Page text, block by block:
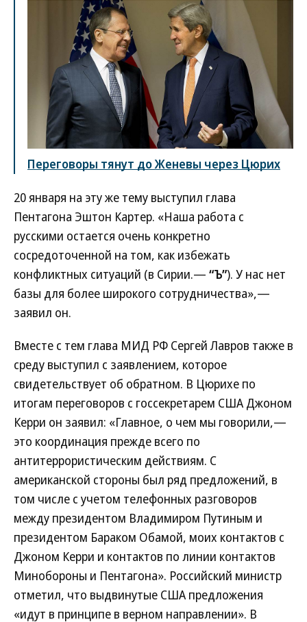
Переговоры тянут до Женевы через Цюрих
20 января на эту же тему выступил глава
Пентагона Эштон Картер. «Наша работа с
русскими остается очень конкретно
сосредоточенной на том, как избежать
конфликтных ситуаций (в Сирии.— “Ъ”). У нас нет
базы для более широкого сотрудничества»,—
заявил он.
Вместе с тем глава МИД РФ Сергей Лавров также в
среду выступил с заявлением, которое
свидетельствует об обратном. В Цюрихе по
итогам переговоров с госсекретарем США Джоном
Керри он заявил: «Главное, о чем мы говорили,—
это координация прежде всего по
антитеррористическим действиям. С
американской стороны был ряд предложений, в
том числе с учетом телефонных разговоров
между президентом Владимиром Путиным и
президентом Бараком Обамой, моих контактов с
Джоном Керри и контактов по линии контактов
Минобороны и Пентагона». Российский министр
отметил, что выдвинутые США предложения
«идут в принципе в верном направлении». В